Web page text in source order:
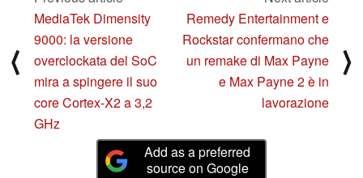
⟨
MediaTek Dimensity
9000: la versione
overclockata del SoC
mira a spingere il suo
core Cortex-X2 a 3,2
GHz
Remedy Entertainment e
Rockstar confermano che
un remake di Max Payne
e Max Payne 2 è in
lavorazione
⟩
Add as a preferred
source on Google